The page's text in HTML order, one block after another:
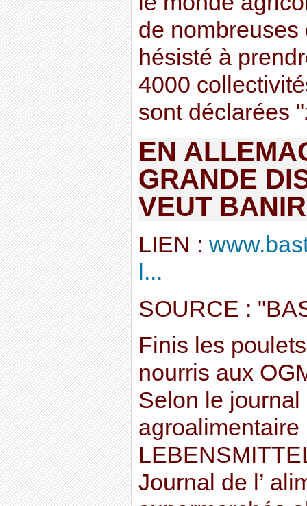
de nombreuses
hésisté à
4000
sont déclarées
EN
GRANDE
VEUT
LIEN :
l...
SOURCE :
Finis les
nourris aux
Selon le journal
agroalimentaire
Journal de l’